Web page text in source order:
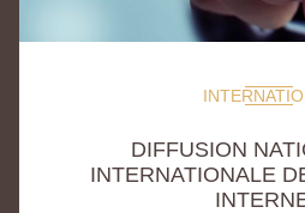
DIFFUSION
INTERNATIONALE